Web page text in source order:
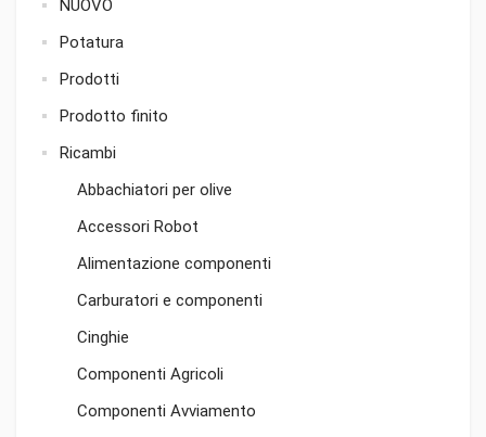
NUOVO
Potatura
Prodotti
Prodotto finito
Ricambi
Abbachiatori per olive
Accessori Robot
Alimentazione componenti
Carburatori e componenti
Cinghie
Componenti Agricoli
Componenti Avviamento